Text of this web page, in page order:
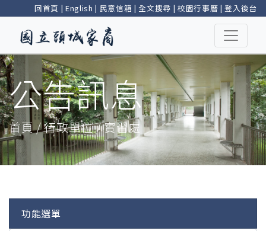
回首頁 | English | 民意信箱 |全文搜尋 | 校園行事曆 |登入後台
公告訊息
首頁 / 行政單位 / 實習處
功能選單